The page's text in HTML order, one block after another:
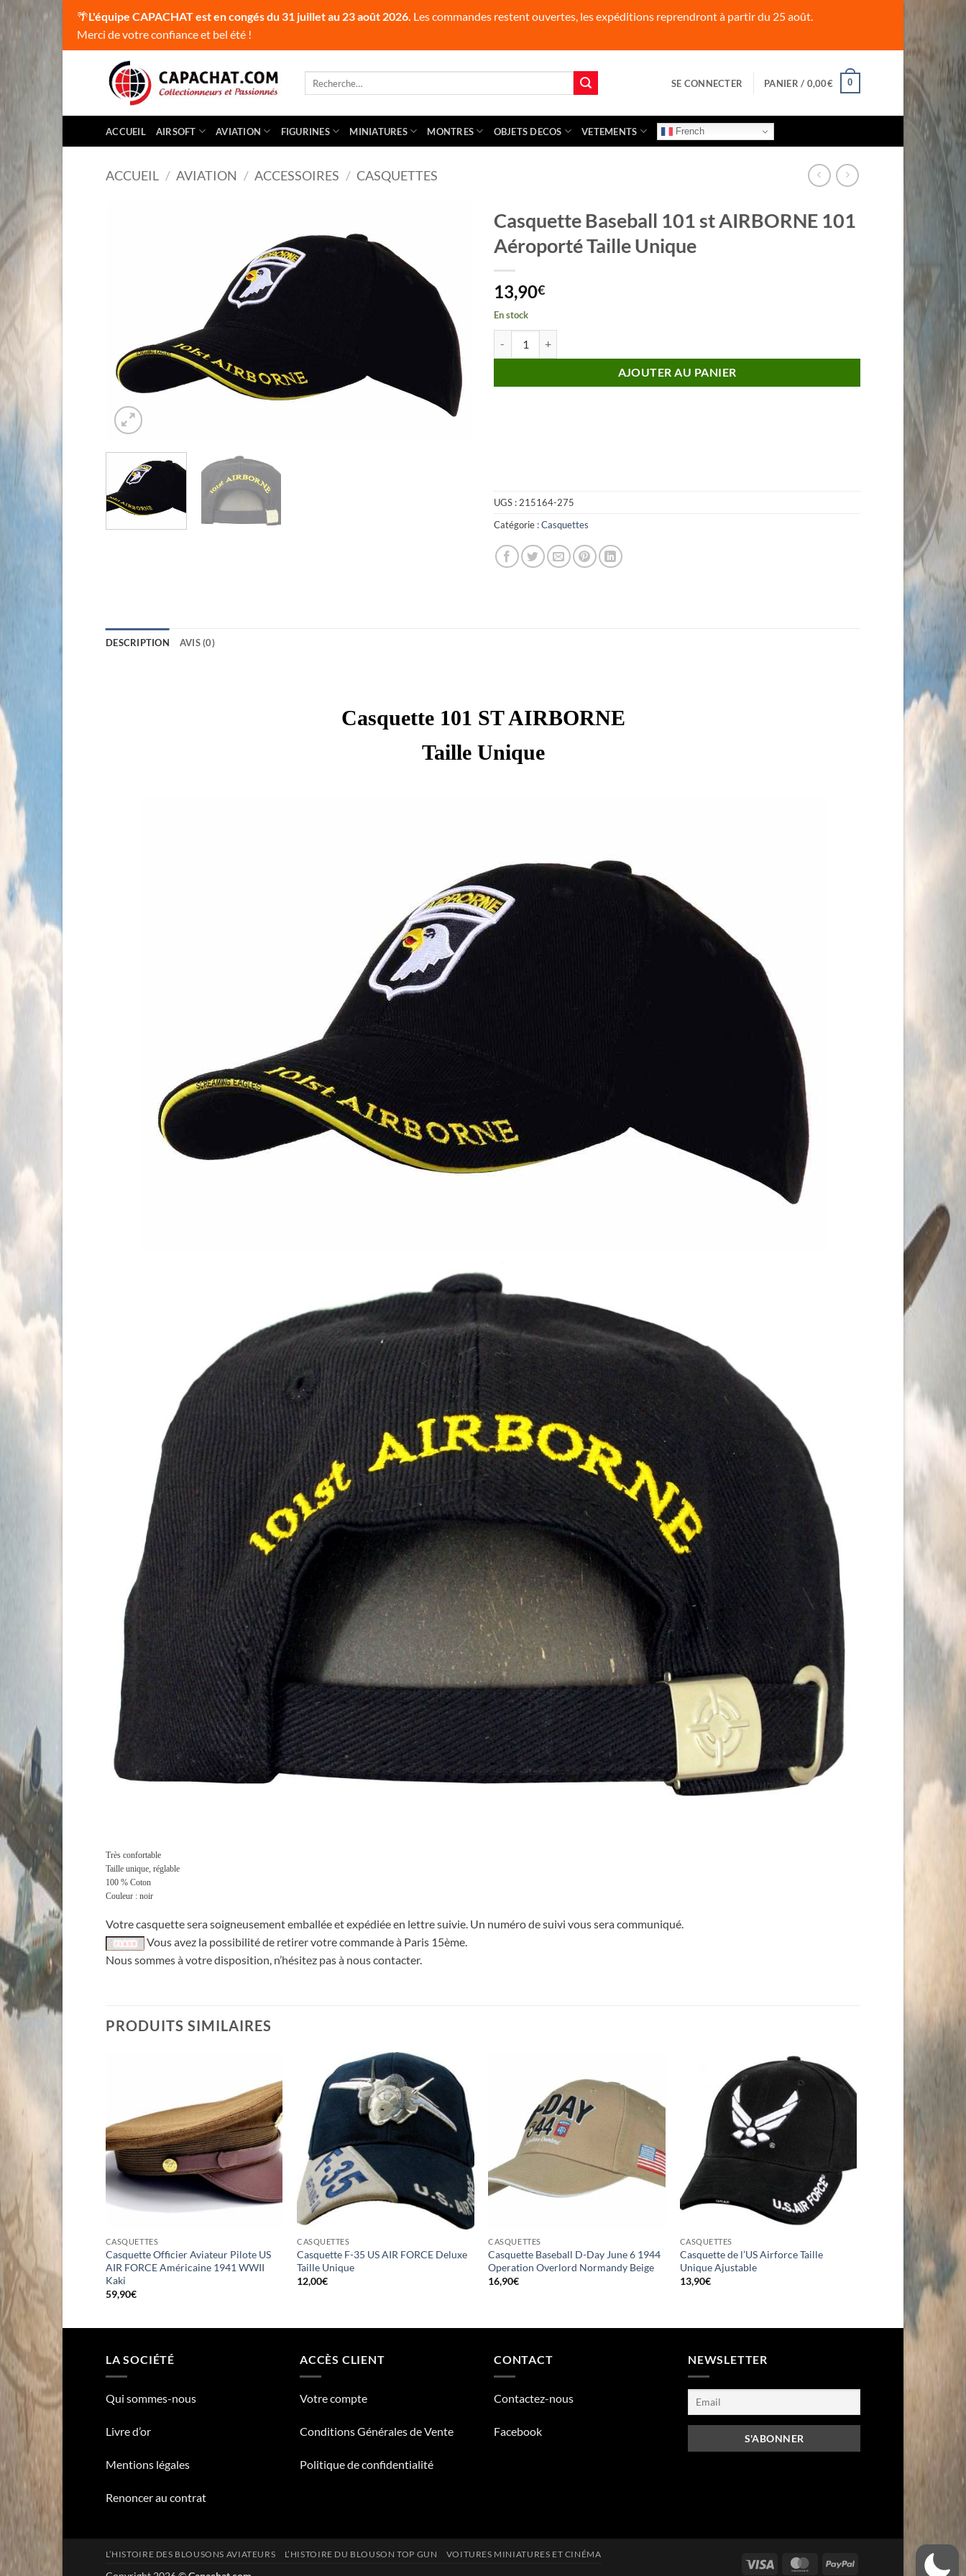
🌴L'équipe CAPACHAT est en congés du 31 juillet au 23 août 2026. Les commandes restent ouvertes, les expéditions reprendront à partir du 25 août.
Merci de votre confiance et bel été !
SE CONNECTER PANIER / 0,00€ 0
ACCUEIL AIRSOFT AVIATION FIGURINES MINIATURES MONTRES OBJETS DECOS VETEMENTS French
ACCUEIL / AVIATION / ACCESSOIRES / CASQUETTES
Casquette Baseball 101 st AIRBORNE 101
Aéroporté Taille Unique
13,90€
En stock
AJOUTER AU PANIER
UGS : 215164-275
Catégorie :Casquettes
DESCRIPTION AVIS (0)
Casquette 101 ST AIRBORNE
Taille Unique
Très confortable
Taille unique, réglable
100 % Coton
Couleur : noir
Votre casquette sera soigneusement emballée et expédiée en lettre suivie. Un numéro de suivi vous sera communiqué.
Vous avez la possibilité de retirer votre commande à Paris 15ème.
Nous sommes à votre disposition, n’hésitez pas à nous contacter.
PRODUITS SIMILAIRES
CASQUETTES
Casquette Officier Aviateur Pilote US
AIR FORCE Américaine 1941 WWII
Kaki
59,90€
CASQUETTES
Casquette F-35 US AIR FORCE Deluxe
Taille Unique
12,00€
CASQUETTES
Casquette Baseball D-Day June 6 1944
Operation Overlord Normandy Beige
16,90€
CASQUETTES
Casquette de l’US Airforce Taille
Unique Ajustable
13,90€
ROYAL AIR
LA SOCIÉTÉ
Qui sommes-nous
Livre d’or
Mentions légales
Renoncer au contrat
ACCÈS CLIENT
Votre compte
Conditions Générales de Vente
Politique de confidentialité
CONTACT
Contactez-nous
Facebook
NEWSLETTER
Visa MasterCardPayPal
L’HISTOIRE DES BLOUSONS AVIATEURS L’HISTOIRE DU BLOUSON TOP GUN VOITURES MINIATURES ET CINÉMA